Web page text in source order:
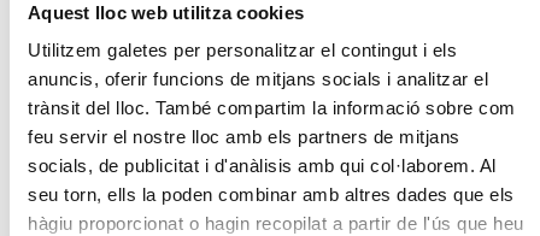
Aquest lloc web utilitza cookies
Utilitzem galetes per personalitzar el contingut i els
anuncis, oferir funcions de mitjans socials i analitzar el
trànsit del lloc. També compartim la informació sobre com
feu servir el nostre lloc amb els partners de mitjans
socials, de publicitat i d'anàlisis amb qui col·laborem. Al
seu torn, ells la poden combinar amb altres dades que els
hàgiu proporcionat o hagin recopilat a partir de l'ús que heu